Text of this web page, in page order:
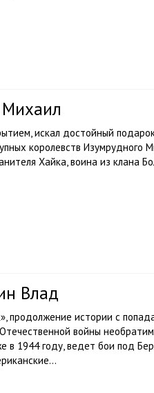
искал достойный
королевств Изумрудного
Хайка, воина из клана
Влад
продолжение истории с
войны
в 1944 году, ведет бои под